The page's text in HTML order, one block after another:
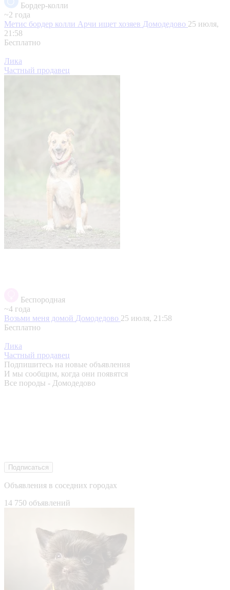
Бордер-колли
~2 года
Метис бордер колли Арчи ищет хозяев Домодедово 25 июля,
21:58
Бесплатно
Лика
Частный продавец
Беспородная
~4 года
Возьми меня домой Домодедово 25 июля, 21:58
Бесплатно
Лика
Частный продавец
Подпишитесь на новые объявления
И мы сообщим, когда они появятся
Все породы - Домодедово
Подписаться
Объявления в соседних городах
14 750 объявлений